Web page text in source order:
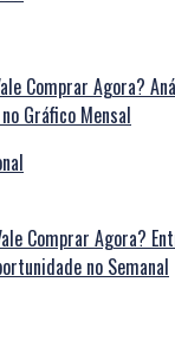
Comprar Agora?
Gráfico Mensal
Comprar Agora?
no Semanal